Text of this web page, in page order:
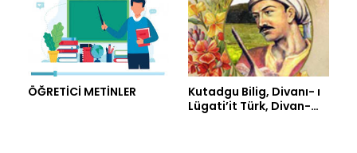
ÖĞRETİCİ METİNLER
Kutadgu Bilig, Divanı- ı
Lügati’it Türk, Divan-…